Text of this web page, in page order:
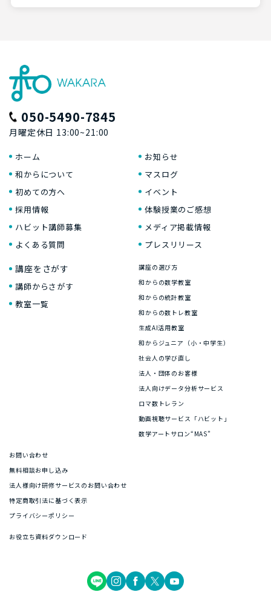
050-5490-7845
月曜定休日 13:00~21:00
ホーム
和からについて
初めての方へ
採用情報
ハビット講師募集
よくある質問
お知らせ
マスログ
イベント
体験授業のご感想
メディア掲載情報
プレスリリース
講座をさがす
講師からさがす
教室一覧
講座の選び方
和からの数学教室
和からの統計教室
和からの数トレ教室
生成AI活用教室
和からジュニア（小・中学生）
社会人の学び直し
法人・団体のお客様
法人向けデータ分析サービス
ロマ数トレラン
動画視聴サービス「ハビット」
数学アートサロン“MAS”
お問い合わせ
無料相談お申し込み
法人様向け研修サービスのお問い合わせ
特定商取引法に基づく表示
プライバシーポリシー
お役立ち資料ダウンロード